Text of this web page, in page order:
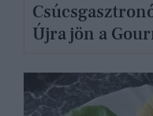
Újra jön a